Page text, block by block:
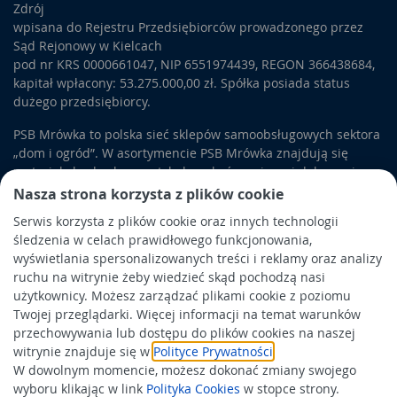
Nasza strona korzysta z plików cookie
Serwis korzysta z plików cookie oraz innych technologii
śledzenia w celach prawidłowego funkcjonowania,
wyświetlania spersonalizowanych treści i reklamy oraz analizy
ruchu na witrynie żeby wiedzieć skąd pochodzą nasi
użytkownicy. Możesz zarządzać plikami cookie z poziomu
Twojej przeglądarki. Więcej informacji na temat warunków
przechowywania lub dostępu do plików cookies na naszej
witrynie znajduje się w Polityce Prywatności
W dowolnym momencie, możesz dokonać zmiany swojego
wyboru klikając w link Polityka Cookies w stopce strony.
poszczególnych płaskich odcinków.
Okucia metalowe do drewna i konstrukcji
ogrodowych
W sklepach Mrówka znajdują się także ocynkowaneokucia
budowlanew różnych kształtach i inne akcesoria stalowe.
skrzyni, okiennic czy konstrukcji ogrodowych. Niektóre
produkty mogą być wykorzystywane do zabezpieczania
montażu wieka. Część z nich sprawdza się głównie w ogrodzie
czy na parkingu. Wykonane w formie kotwy ogrodowej, mogą
być wykorzystywane do osadzania słupków ogrodzeniowych,
palisad lub innych podobnych konstrukcji.
Zdrój
wpisana do Rejestru Przedsiębiorców prowadzonego przez
Sąd Rejonowy w Kielcach
pod nr KRS 0000661047, NIP 6551974439, REGON 366438684,
kapitał wpłacony: 53.275.000,00 zł. Spółka posiada status
dużego przedsiębiorcy.
PSB Mrówka to polska sieć sklepów samoobsługowych sektora
„dom i ogród”. W asortymencie PSB Mrówka znajdują się
materiały budowlane, artykuły wykończeniowe i dekoracyjne,
wyposażenie łazienek i kuchni, elektronarzędzia, a także
artykuły związane z ogrodem i otoczeniem domu.
Obowiązek informacyjny
Polityka prywatności
Polityka Cookies
Odbiór zużytego sprzętu
Wspierają nas: